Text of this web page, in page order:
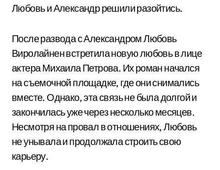
Любовь и Александр решили разойтись.
После развода с Александром Любовь
Виролайнен встретила новую любовь в лице
актера Михаила Петрова. Их роман начался
на съемочной площадке, где они снимались
вместе. Однако, эта связь не была долгой и
закончилась уже через несколько месяцев.
Несмотря на провал в отношениях, Любовь
не унывала и продолжала строить свою
карьеру.